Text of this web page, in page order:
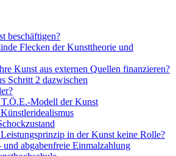
beschäftigen?
Flecken der Kunsttheorie und
Kunst aus externen Quellen finanzieren?
Schritt 2 dazwischen
Modell der Kunst
in der Kunst keine Rolle?
und abgabenfreie Einmalzahlung